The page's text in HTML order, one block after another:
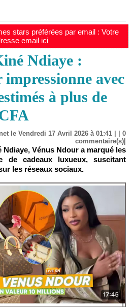
stars préférées par email : Votre
email ici
Ndiaye :
avec
à plus de
le Vendredi 17 Avril 2026 à 01:41 | | 0
commentaire(s)|
Vénus Ndour a marqué les
de cadeaux luxueux, suscitant
les réseaux sociaux.